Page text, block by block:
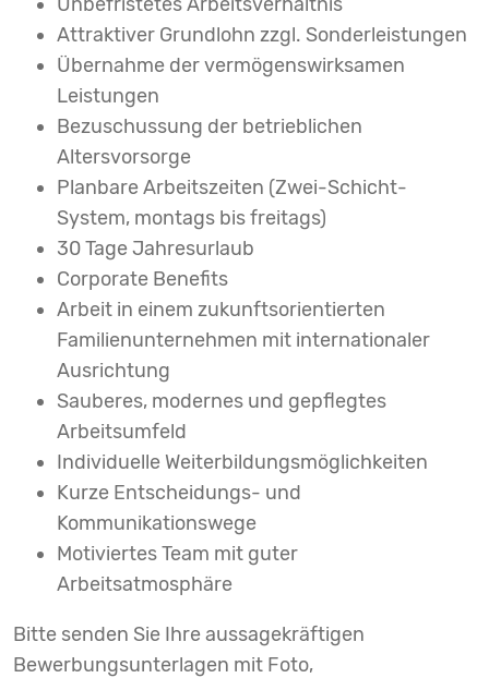
Attraktiver Grundlohn zzgl. Sonderleistungen
Übernahme der vermögenswirksamen
Leistungen
Bezuschussung der betrieblichen
Altersvorsorge
Planbare Arbeitszeiten (Zwei-Schicht-
System, montags bis freitags)
30 Tage Jahresurlaub
Corporate Benefits
Arbeit in einem zukunftsorientierten
Familienunternehmen mit internationaler
Ausrichtung
Sauberes, modernes und gepflegtes
Arbeitsumfeld
Individuelle Weiterbildungsmöglichkeiten
Kurze Entscheidungs- und
Kommunikationswege
Motiviertes Team mit guter
Arbeitsatmosphäre
Bitte senden Sie Ihre aussagekräftigen
Bewerbungsunterlagen mit Foto,